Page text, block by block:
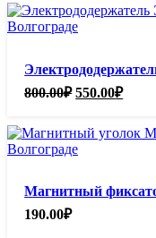
800.00₽
800.00₽.
550.00₽
Магнитный
190.00₽